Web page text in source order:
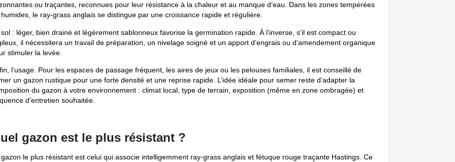
ou traçantes, reconnues pour leur résistance à la chaleur et au manque d’eau. Dans les zones tempérées
le ray-grass anglais se distingue par une croissance rapide et régulière.
: léger, bien drainé et légèrement sablonneux favorise la germination rapide. À l’inverse, s'il est compact ou
il nécessitera un travail de préparation, un nivelage soigné et un apport d’engrais ou d’amendement organique
stimuler la levée.
l’usage. Pour les espaces de passage fréquent, les aires de jeux ou les pelouses familiales, il est conseillé de
un gazon rustique pour une forte densité et une reprise rapide. L’idée idéale pour semer reste d’adapter la
du gazon à votre environnement : climat local, type de terrain, exposition (même en zone ombragée) et
d’entretien souhaitée.
gazon est le plus résistant ?
le plus résistant est celui qui associe intelligemment ray-grass anglais et fétuque rouge traçante Hastings. Ce